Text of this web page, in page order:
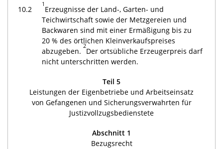
10.2
1
Erzeugnisse der Land-, Garten- und
Teichwirtschaft sowie der Metzgereien und
Backwaren sind mit einer Ermäßigung bis zu
20 % des örtlichen Kleinverkaufspreises
abzugeben.
2
Der ortsübliche Erzeugerpreis darf
nicht unterschritten werden.
Teil 5
Leistungen der Eigenbetriebe und Arbeitseinsatz
von Gefangenen und Sicherungsverwahrten für
Justizvollzugsbedienstete
Abschnitt 1
Bezugsrecht